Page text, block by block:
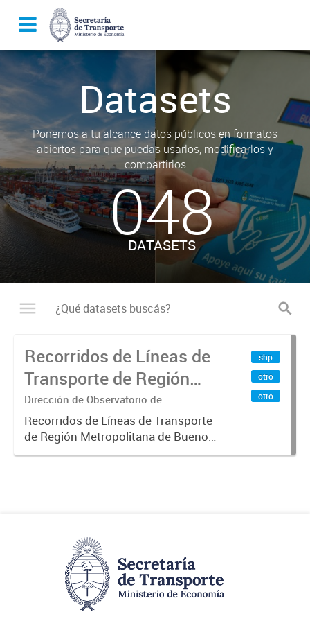
Datasets
Ponemos a tu alcance datos públicos en formatos
abiertos para que puedas usarlos, modificarlos y
compartirlos
048
DATASETS
Recorridos de Líneas de
Transporte de Región
Metropolitana de
Buenos Aires (RMBA)
Dirección de Observatorio de
Transporte, Estudio y Sistemas
Recorridos de Líneas de Transporte
de Región Metropolitana de Buenos
Aires (RMBA).-
shp
otro
otro